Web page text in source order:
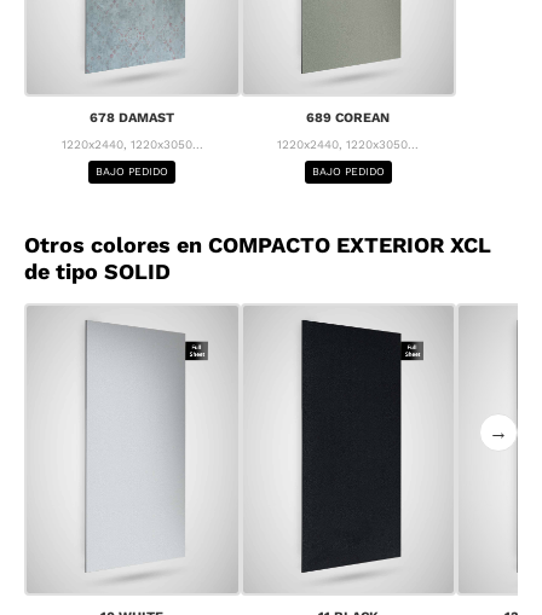
678 DAMAST
1220x2440, 1220x3050...
BAJO PEDIDO
689 COREAN
1220x2440, 1220x3050...
BAJO PEDIDO
Otros colores en COMPACTO EXTERIOR XCL
de tipo SOLID
→